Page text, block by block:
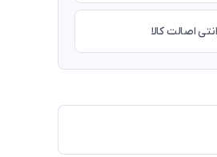
اصالت کالا